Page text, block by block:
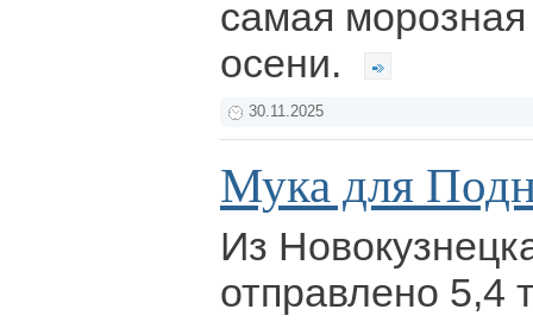
самая
осени.
30.11.2025
Мука для
Из
отправлено 5,4